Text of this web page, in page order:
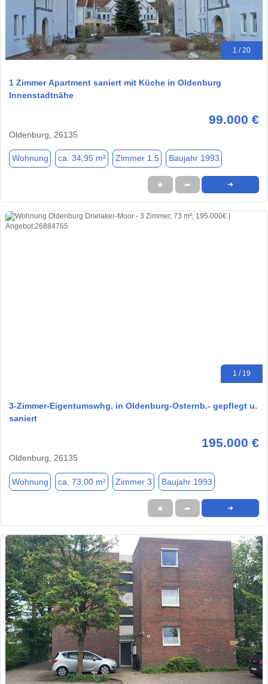
1 / 20
1 Zimmer Apartment saniert mit Küche in Oldenburg
Innenstadtnähe
99.000 €
Oldenburg, 26135
Wohnung ca. 34,95 m² Zimmer 1.5 Baujahr 1993
★ ➦ ➜
1 / 19
3-Zimmer-Eigentumswhg. in Oldenburg-Osternb.- gepflegt u.
saniert
195.000 €
Oldenburg, 26135
Wohnung ca. 73,00 m² Zimmer 3 Baujahr 1993
★ ➦ ➜